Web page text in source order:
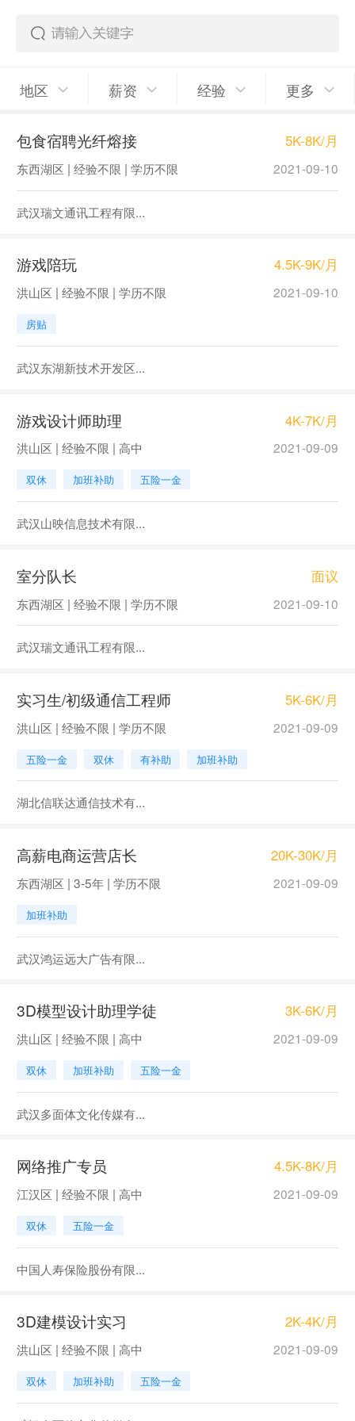
地区 薪资 经验 更多
包食宿聘光纤熔接 5K-8K/月
东西湖区 | 经验不限 | 学历不限 2021-09-10
武汉瑞文通讯工程有限...
游戏陪玩 4.5K-9K/月
洪山区 | 经验不限 | 学历不限 2021-09-10
房贴
武汉东湖新技术开发区...
游戏设计师助理 4K-7K/月
洪山区 | 经验不限 | 高中 2021-09-09
双休 加班补助 五险一金
武汉山映信息技术有限...
室分队长 面议
东西湖区 | 经验不限 | 学历不限 2021-09-10
武汉瑞文通讯工程有限...
实习生/初级通信工程师 5K-6K/月
洪山区 | 经验不限 | 学历不限 2021-09-09
五险一金 双休 有补助 加班补助
湖北信联达通信技术有...
高薪电商运营店长 20K-30K/月
东西湖区 | 3-5年 | 学历不限 2021-09-09
加班补助
武汉鸿运远大广告有限...
3D模型设计助理学徒 3K-6K/月
洪山区 | 经验不限 | 高中 2021-09-09
双休 加班补助 五险一金
武汉多面体文化传媒有...
网络推广专员 4.5K-8K/月
江汉区 | 经验不限 | 高中 2021-09-09
双休 五险一金
中国人寿保险股份有限...
3D建模设计实习 2K-4K/月
洪山区 | 经验不限 | 高中 2021-09-09
双休 加班补助 五险一金